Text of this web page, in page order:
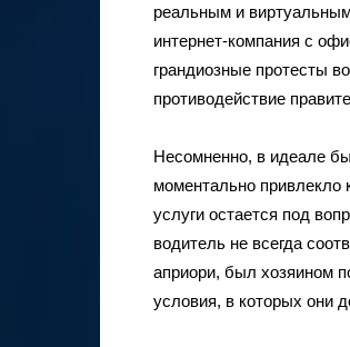
реальным и
интернет-компания с
грандиозные протесты
противодействие
Несомненно, в идеале
моментально привлекло
услуги остается под
водитель не всегда
априори, был хозяином
условия, в которых они